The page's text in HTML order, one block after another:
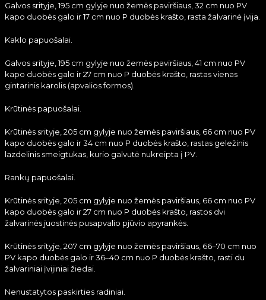
Galvos srityje, 195 cm gylyje nuo žemės paviršiaus, 32 cm nuo PV
kapo duobės galo ir 17 cm nuo P duobės krašto, rasta žalvarinė įvija.
Kaklo papuošalai.
Galvos srityje, 195 cm gylyje nuo žemės paviršiaus, 41 cm nuo PV
kapo duobės galo ir 27 cm nuo P duobės krašto, rastas vienas
gintarinis karolis (apvalios formos).
Krūtinės papuošalai.
Krūtinės srityje, 205 cm gylyje nuo žemės paviršiaus, 66 cm nuo PV
kapo duobės galo ir 34 cm nuo P duobės krašto, rastas geležinis
lazdelinis smeigtukas, kurio galvutė nukreipta į PV.
Rankų papuošalai.
Krūtinės srityje, 205 cm gylyje nuo žemės paviršiaus, 66 cm nuo PV
kapo duobės galo ir 27 cm nuo P duobės krašto, rastos dvi
žalvarinės juostinės pusapvalio pjūvio apyrankės.
Krūtinės srityje, 207 cm gylyje nuo žemės paviršiaus, 66–70 cm nuo
PV kapo duobės galo ir 36–40 cm nuo P duobės krašto, rasti du
žalvariniai įvijiniai žiedai.
Nenustatytos paskirties radiniai.